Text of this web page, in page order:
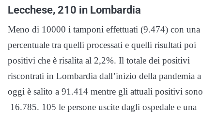
Lecchese, 210 in Lombardia
Meno di 10000 i tamponi effettuati (9.474) con una
percentuale tra quelli processati e quelli risultati poi
positivi che è risalita al 2,2%. Il totale dei positivi
riscontrati in Lombardia dall’inizio della pandemia a
oggi è salito a 91.414 mentre gli attuali positivi sono
16.785. 105 le persone uscite dagli ospedale e una